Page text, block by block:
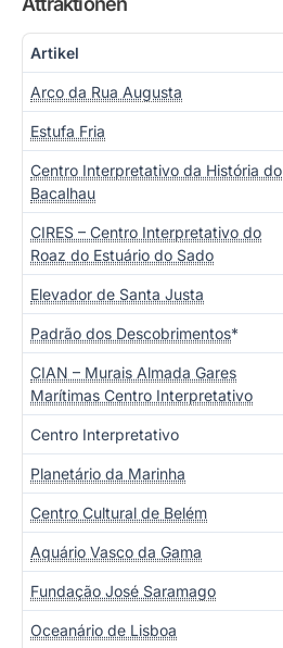
Artikel
Arco da Rua Augusta
Estufa Fria
Centro Interpretativo da História do
Bacalhau
CIRES – Centro Interpretativo do
Roaz do Estuário do Sado
Elevador de Santa Justa
Padrão dos Descobrimentos*
CIAN – Murais Almada Gares
Marítimas Centro Interpretativo
Centro Interpretativo
Planetário da Marinha
Centro Cultural de Belém
Aquário Vasco da Gama
Fundação José Saramago
Oceanário de Lisboa